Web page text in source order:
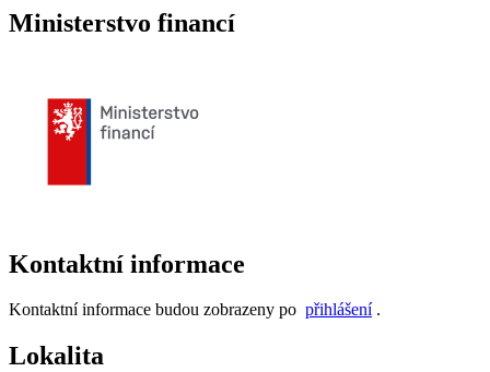
Ministerstvo financí
Kontaktní informace
Kontaktní informace budou zobrazeny po přihlášení.
Lokalita